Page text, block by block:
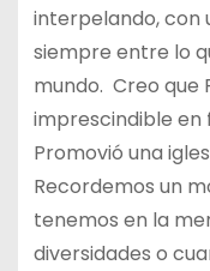
interpelando, con
siempre entre lo
mundo. Creo que
imprescindible en
Promovió una
Recordemos un
tenemos en la
diversidades o